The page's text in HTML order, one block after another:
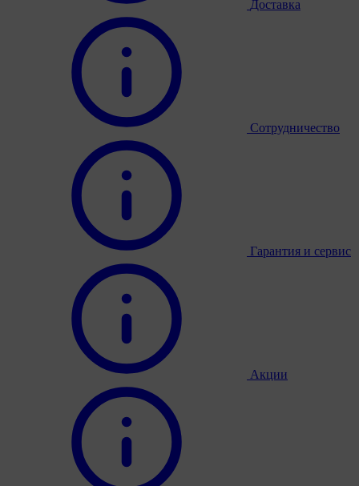
Доставка
Сотрудничество
Гарантия и сервис
Акции